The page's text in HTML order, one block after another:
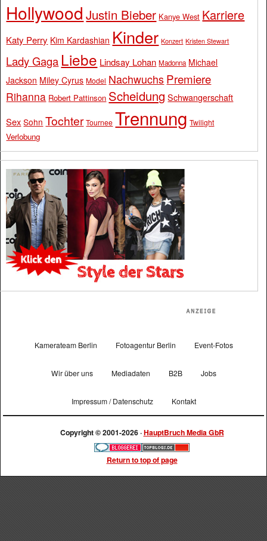
Hollywood Justin Bieber Kanye West Karriere
Katy Perry Kim Kardashian Kinder Konzert Kristen Stewart
Lady Gaga Liebe Lindsay Lohan Madonna Michael
Jackson Miley Cyrus Model Nachwuchs Premiere
Rihanna Robert Pattinson Scheidung Schwangerschaft
Sex Sohn Tochter Tournee Trennung Twilight
Verlobung
Kamerateam Berlin Fotoagentur Berlin Event-Fotos
Wir über uns Mediadaten B2B Jobs
Impressum / Datenschutz Kontakt
Copyright © 2001-2026 ·HauptBruch Media GbR
Return to top of page